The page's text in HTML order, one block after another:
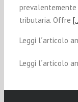
tributaria. Offre
Leggi l´articolo
Leggi l´articolo